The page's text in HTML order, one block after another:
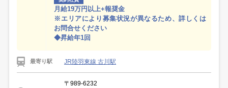
月給19万円以上+報奨金
※エリアにより募集状況が異なるため、詳しくは
お問合せください
◆昇給年1回
最寄り駅 JR陸羽東線 古川駅
〒989-6232